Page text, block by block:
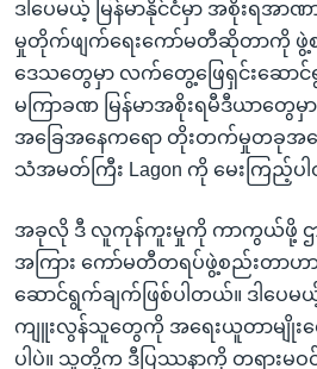
ဒါပေမယ့် မြန်မာနိုင်ငံမှာ အစိုးရအ
မှုတိုက်ဖျက်ရေးကော်မတီဆိုတာကို ဖွဲ့စ
ဒေသတွေမှာ လက်တွေ့ဖြေရှင်းဆေ
မကြာခဏ မြန်မာအစိုးရမီဒီယာတွေမှ
အခြေအနေကရော တိုးတက်မှုတခုအန
သံအမတ်ကြီး Lagon ကို မေးကြည့်ပ
အခုလို ဒီ လူကုန်ကူးမှုကို ကာကွယ်ဖို့ ဌ
အကြား ကော်မတီတရပ်ဖွဲ့စည်းတာဟ
ဆောင်ရွက်ချက်ဖြစ်ပါတယ်။ ဒါပ
ကျူးလွန်သူတွေကို အရေးယူတာမျို
ပါပဲ။ သူတို့က ဒီပြဿနာကို တရားမဝ